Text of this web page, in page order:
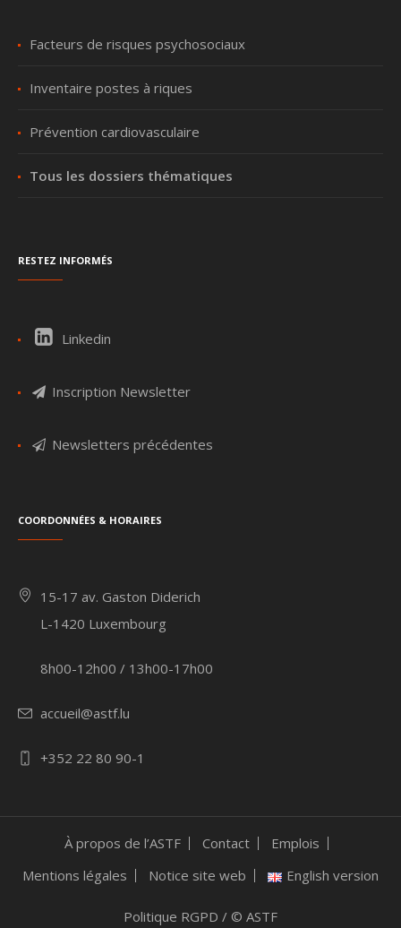
Facteurs de risques psychosociaux
Inventaire postes à riques
Prévention cardiovasculaire
Tous les dossiers thématiques
Restez informés
Linkedin
Inscription Newsletter
Newsletters précédentes
Coordonnées & Horaires
15-17 av. Gaston Diderich
L-1420 Luxembourg
8h00-12h00 / 13h00-17h00
accueil@astf.lu
+352 22 80 90-1
À propos de l’ASTF Contact
Emplois
Mentions légales
Notice site web English version
Politique RGPD / © ASTF